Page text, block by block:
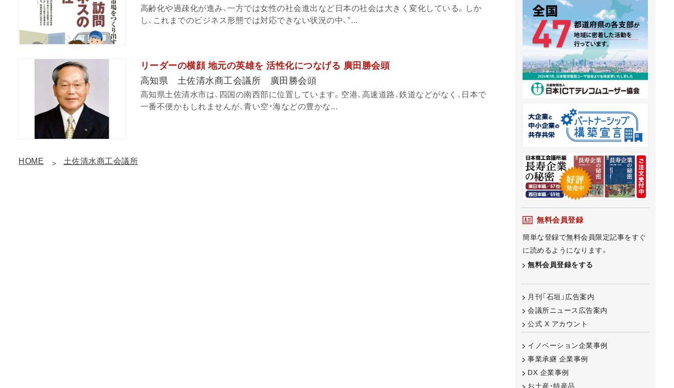
高齢化や過疎化が進み、一方では女性の社会進出など日本の社会は大きく変化している。しか
し、これまでのビジネス形態では対応できない状況の中、‶...
リーダーの横顔 地元の英雄を 活性化につなげる 廣田勝会頭
高知県 土佐清水商工会議所 廣田勝会頭
高知県土佐清水市は、四国の南西部に位置しています。空港、高速道路、鉄道などがなく、日本で
一番不便かもしれませんが、青い空・海などの豊かな...
HOME 土佐清水商工会議所
無料会員登録
簡単な登録で無料会員限定記事をすぐ
に読めるようになります。
無料会員登録をする
月刊「石垣」広告案内
会議所ニュース広告案内
公式 X アカウント
イノベーション企業事例
事業承継 企業事例
DX 企業事例
お土産・特産品